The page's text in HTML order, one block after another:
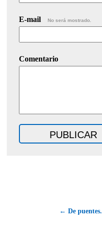
E-mail No será mostrado.
Comentario
← De puentes.